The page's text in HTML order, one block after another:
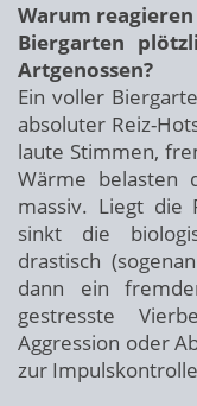
Warum
Biergarten
Artgenossen?
Ein voller
absoluter Reiz-
laute Stimmen,
Wärme belasten
massiv. Liegt die
sinkt die
drastisch
dann ein
gestresste
Aggression oder
zur